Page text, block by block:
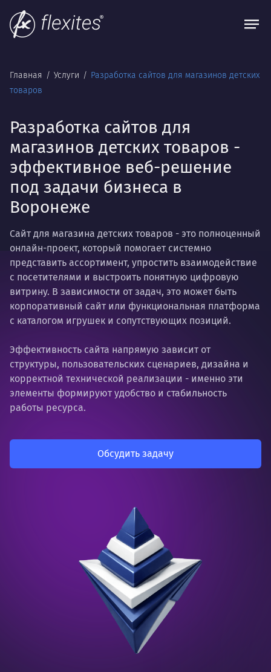
Главная Услуги
Разработка сайтов для магазинов детских
товаров
Разработка сайтов для
магазинов детских товаров -
эффективное веб-решение
под задачи бизнеса в
Воронеже
Сайт для магазина детских товаров - это полноценный
онлайн-проект, который помогает системно
представить ассортимент, упростить взаимодействие
с посетителями и выстроить понятную цифровую
витрину. В зависимости от задач, это может быть
корпоративный сайт или функциональная платформа
с каталогом игрушек и сопутствующих позиций.
Эффективность сайта напрямую зависит от
структуры, пользовательских сценариев, дизайна и
корректной технической реализации - именно эти
элементы формируют удобство и стабильность
работы ресурса.
Обсудить задачу